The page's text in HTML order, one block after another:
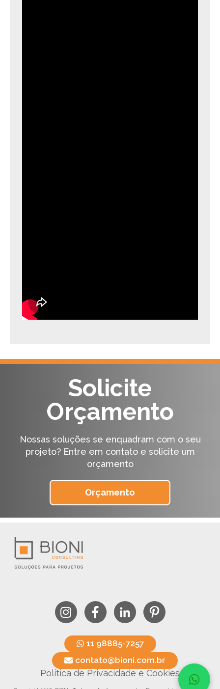
Solicite
Orçamento
Nossas soluções se enquadram com o seu
projeto?Entre em contato e solicite um
orçamento
Orçamento
11 98885-7257
contato@bioni.com.br
Política de Privacidade e Cookies